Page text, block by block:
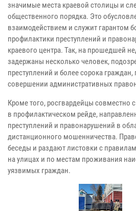
значимые места краевой столицы и
общественного порядка. Это
взаимодействием и служит гарантом
профилактики преступлений и
краевого центра. Так, на прошедшей
задержаны несколько человек,
преступлений и более сорока
совершении административных
Кроме того, росгвардейцы совместно
в профилактическом рейде,
преступлений и правонарушений в
дистанционного мошенничества.
беседы и раздают листовки с
на улицах и по местам проживания
уязвимых граждан.